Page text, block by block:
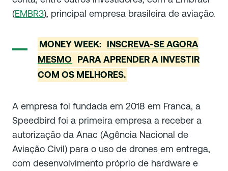
(EMBR3), principal empresa brasileira de aviação.
MONEY WEEK: INSCREVA-SE AGORA
MESMO
PARA APRENDER A INVESTIR
COM OS MELHORES.
A empresa foi fundada em 2018 em Franca, a
Speedbird foi a primeira empresa a receber a
autorização da Anac (Agência Nacional de
Aviação Civil) para o uso de drones em entrega,
com desenvolvimento próprio de hardware e